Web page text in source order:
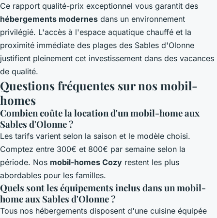
Ce rapport qualité-prix exceptionnel vous garantit des
hébergements modernes dans un environnement
privilégié. L'accès à l'espace aquatique chauffé et la
proximité immédiate des plages des Sables d'Olonne
justifient pleinement cet investissement dans des vacances
de qualité.
Questions fréquentes sur nos mobil-
homes
Combien coûte la location d'un mobil-home aux
Sables d'Olonne ?
Les tarifs varient selon la saison et le modèle choisi.
Comptez entre 300€ et 800€ par semaine selon la
période. Nos mobil-homes Cozy restent les plus
abordables pour les familles.
Quels sont les équipements inclus dans un mobil-
home aux Sables d'Olonne ?
Tous nos hébergements disposent d'une cuisine équipée